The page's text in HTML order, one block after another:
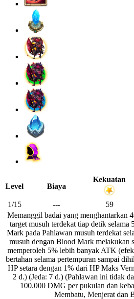
Level Biaya
Kekuatan
1/15 --- 59
Memanggil badai yang menghantarkan
target musuh terdekat tiap detik selama
Mark pada Pahlawan musuh terdekat
musuh dengan Blood Mark melakukan
memperoleh 5% lebih banyak ATK
bertahan selama pertempuran sampai
HP setara dengan 1% dari HP Maks
2 d.) (Jeda: 7 d.) (Pahlawan ini tidak
100.000 DMG per pukulan dan
Membatu, Menjerat dan